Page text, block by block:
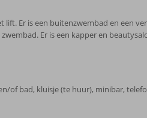
Er is een buitenzwembad en een
Er is een kapper en
bad, kluisje (te huur), minibar,